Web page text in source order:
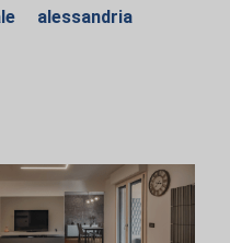
alessandria